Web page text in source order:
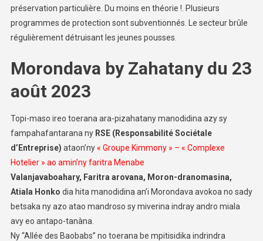
préservation particulière. Du moins en théorie !. Plusieurs
programmes de protection sont subventionnés. Le secteur brûle
régulièrement détruisant les jeunes pousses.
Morondava by Zahatany du 23
août 2023
Topi-maso ireo toerana ara-pizahatany manodidina azy sy
fampahafantarana ny RSE (Responsabilité Sociétale
d’Entreprise) ataon’ny« Groupe Kimmony » – « Complexe
Hotelier » ao amin’ny faritra Menabe
Valanjavaboahary, Faritra arovana, Moron-dranomasina,
Atiala Honko dia hita manodidina an’i Morondava avokoa no sady
betsaka ny azo atao mandroso sy miverina indray andro miala
avy eo antapo-tanàna.
Ny “Allée des Baobabs” no toerana be mpitisidika indrindra